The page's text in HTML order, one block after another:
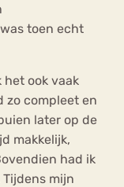
toen echt
het ook vaak
zo compleet en
later op de
makkelijk,
had ik
mijn